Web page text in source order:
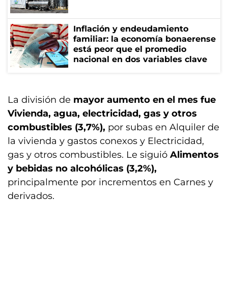
Inflación y endeudamiento
familiar: la economía bonaerense
está peor que el promedio
nacional en dos variables clave
La división de mayor aumento en el mes fue
Vivienda, agua, electricidad, gas y otros
combustibles (3,7%), por subas en Alquiler de
la vivienda y gastos conexos y Electricidad,
gas y otros combustibles. Le siguió Alimentos
y bebidas no alcohólicas (3,2%),
principalmente por incrementos en Carnes y
derivados.